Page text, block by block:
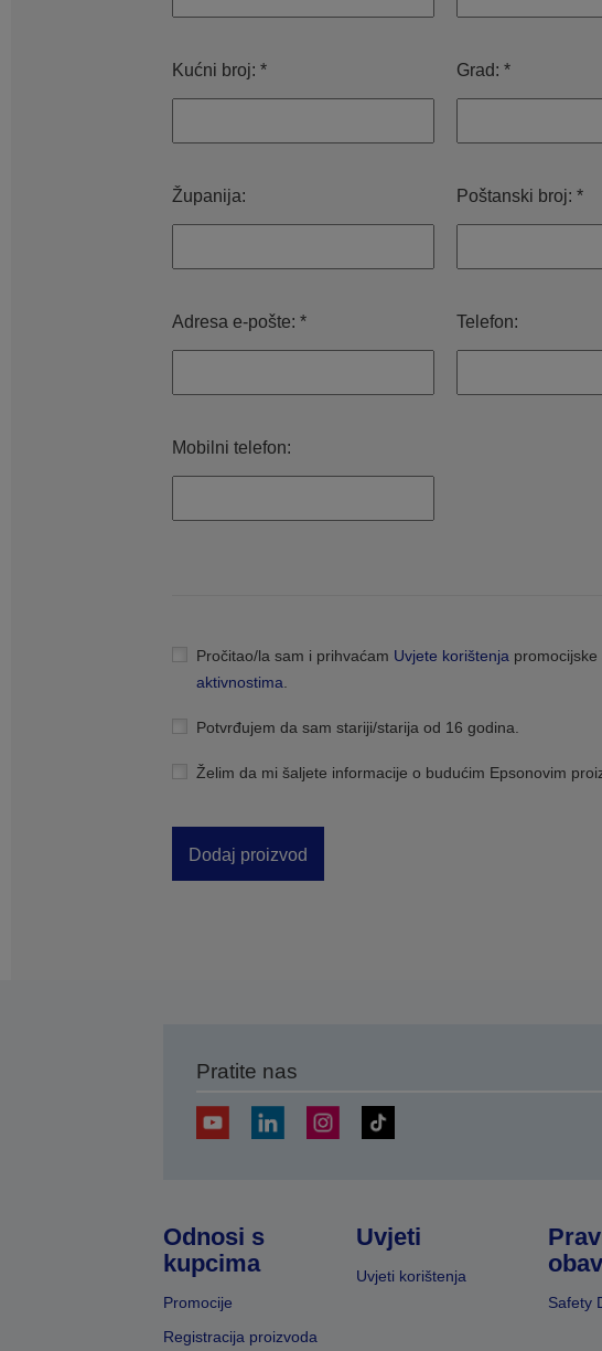
Kućni broj: * Grad: *
Županija: Poštanski broj: *
Adresa e-pošte: * Telefon:
Mobilni telefon:
Pročitao/la sam i prihvaćam Uvjete korištenja
aktivnostima
Potvrđujem da sam stariji/starija od 16 godina.
Želim da mi šaljete informacije o budućim Epsonovim
Dodaj proizvod
Pratite nas
Odnosi s
kupcima
Promocije
Registracija proizvoda
Uvjeti
Uvjeti korištenja
Safety